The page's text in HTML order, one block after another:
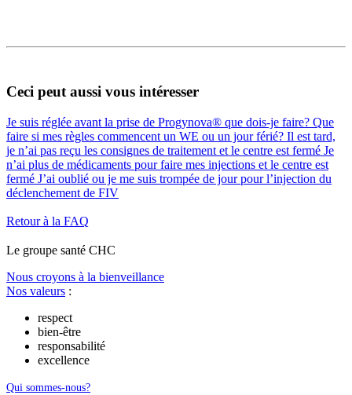
Ceci peut aussi vous intéresser
Je suis réglée avant la prise de Progynova® que dois-je faire? Que
faire si mes règles commencent un WE ou un jour férié? Il est tard,
je n’ai pas reçu les consignes de traitement et le centre est fermé Je
n’ai plus de médicaments pour faire mes injections et le centre est
fermé J’ai oublié ou je me suis trompée de jour pour l’injection du
déclenchement de FIV
Retour à la FAQ
Le groupe santé CHC
Nous croyons à la bienveillance
Nos valeurs :
respect
bien-être
responsabilité
excellence
Qui sommes-nous?